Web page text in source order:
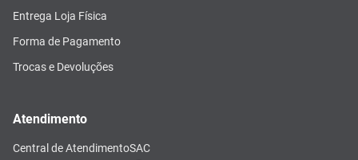
Entrega Loja Física
Forma de Pagamento
Trocas e Devoluções
Atendimento
Central de AtendimentoSAC